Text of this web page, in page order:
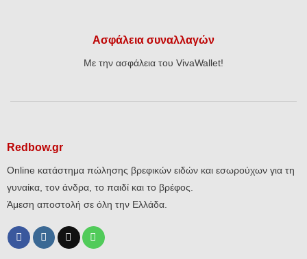
Ασφάλεια συναλλαγών
Με την ασφάλεια του VivaWallet!
Redbow.gr
Online κατάστημα πώλησης βρεφικών ειδών και εσωρούχων για τη
γυναίκα, τον άνδρα, το παιδί και το βρέφος.
Άμεση αποστολή σε όλη την Ελλάδα.